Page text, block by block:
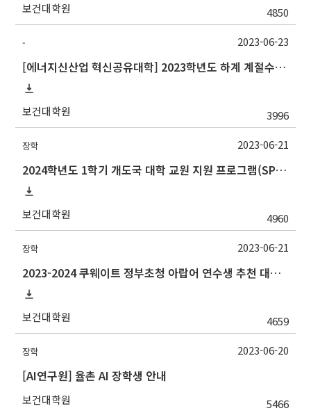
보건대학원 4850
-
[에너지신산업 혁신공유대학] 2023학년도 하계 계절수업 경남정보대학교 학점교류 안내
보건대학원 3996
2023-06-23
장학
2024학년도 1학기 개도국 대학 교원 지원 프로그램(SPF)장학생 선발 안내
보건대학원 4960
2023-06-21
장학
2023-2024 쿠웨이트 정부초청 아랍어 연수생 추천 대상자 선발 안내
보건대학원 4659
2023-06-21
장학
[AI연구원] 율촌 AI 장학생 안내
보건대학원 5466
2023-06-20